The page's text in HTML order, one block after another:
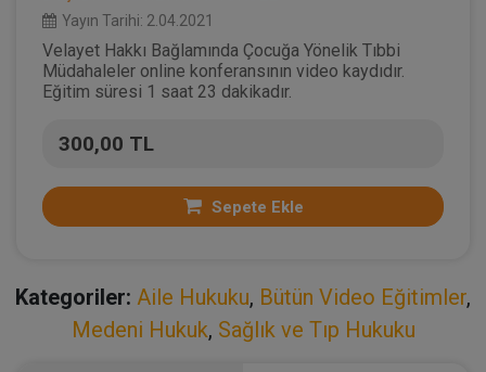
Yayın Tarihi: 2.04.2021
Velayet Hakkı Bağlamında Çocuğa Yönelik Tıbbi
Müdahaleler online konferansının video kaydıdır.
Eğitim süresi 1 saat 23 dakikadır.
300,00 TL
Sepete Ekle
Kategoriler: Aile Hukuku, Bütün Video Eğitimler,
Medeni Hukuk, Sağlık ve Tıp Hukuku